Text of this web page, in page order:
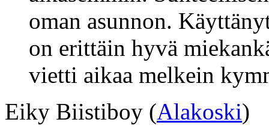
oman asunnon.
on erittäin hyvä
vietti aikaa melkein
Eiky Biistiboy (Alakoski)